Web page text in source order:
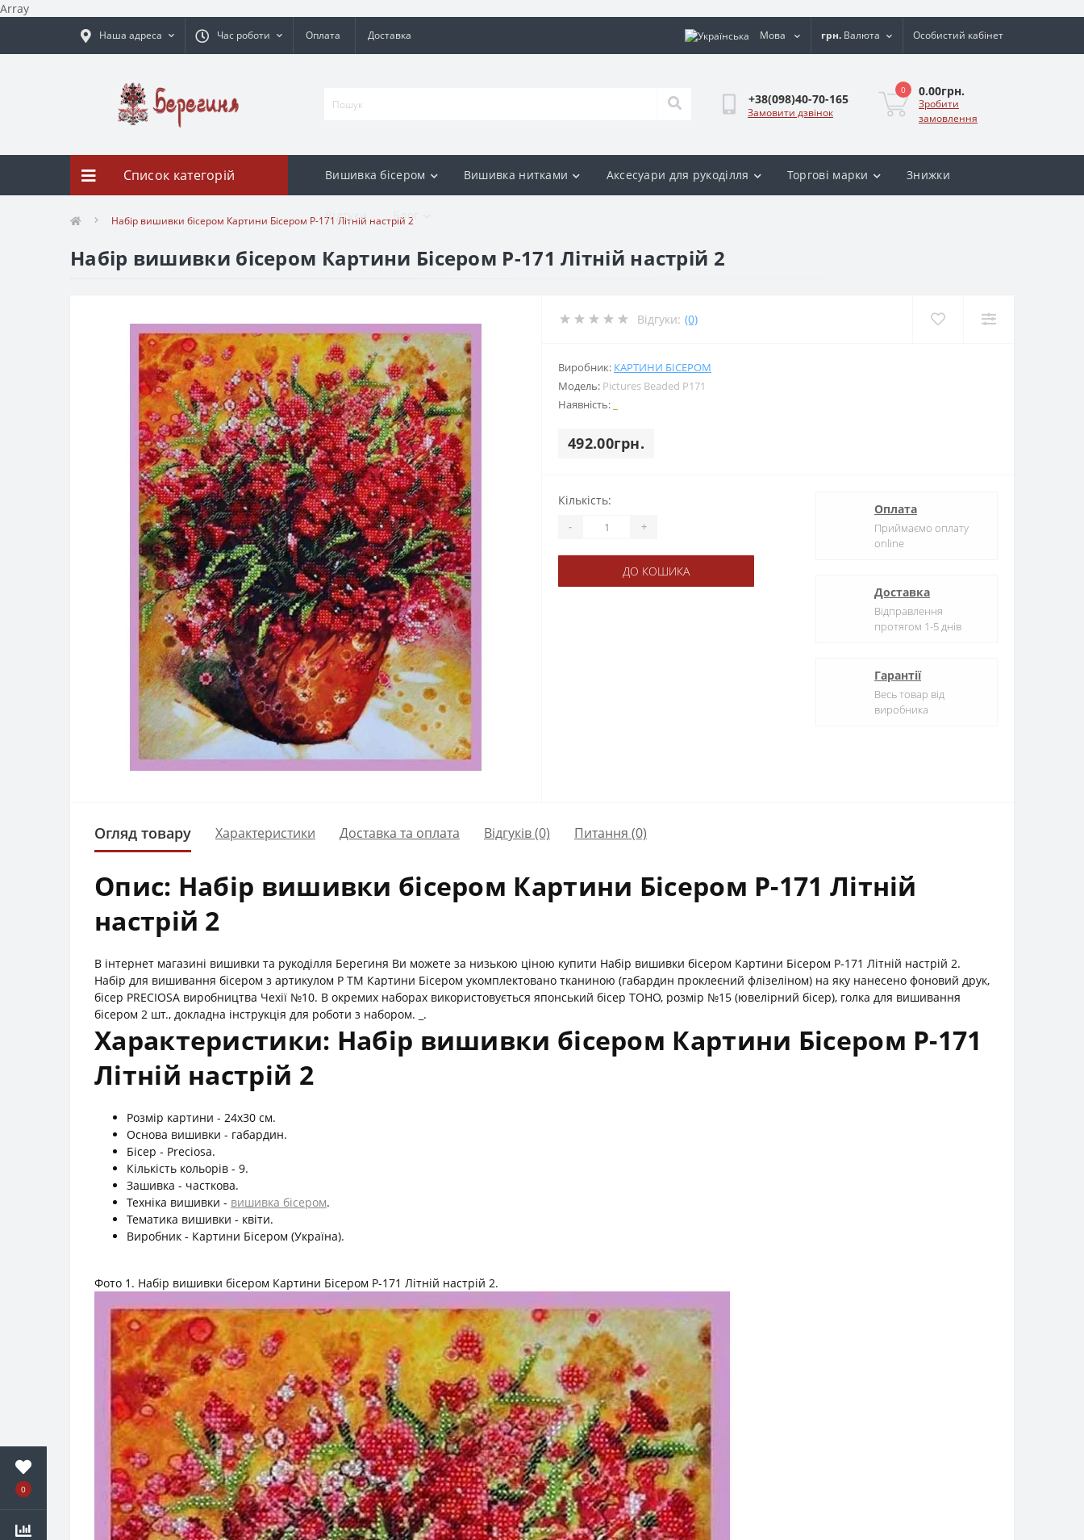
Array
0
Наша адреса Час роботи Оплата Доставка Мова грн. Валюта Особистий кабінет
+38(098)40-70-165
Замовити дзвінок
0 0.00грн.
Зробити
замовлення
Список категорій Вишивка бісером Вишивка нитками Аксесуари для рукоділля Торгові марки Знижки
Відгуки Блог
Набір вишивки бісером Картини Бісером Р-171 Літній настрій 2
Набір вишивки бісером Картини Бісером Р-171 Літній настрій 2
Відгуки: (0)
Виробник: КАРТИНИ БІСЕРОМ
Модель: Pictures Beaded Р171
Наявність:
492.00грн.
Кількість:
- +
ДО КОШИКА
Оплата
Приймаємо оплату
online
Доставка
Відправлення
протягом 1-5 днів
Гарантії
Весь товар від
виробника
Огляд товару Характеристики Доставка та оплата Відгуків (0) Питання (0)
Опис: Набір вишивки бісером Картини Бісером Р-171 Літній
настрій 2
В інтернет магазині вишивки та рукоділля Берегиня Ви можете за низькою ціною купити Набір вишивки бісером Картини Бісером Р-171 Літній настрій 2.
Набір для вишивання бісером з артикулом Р ТМ Картини Бісером укомплектовано тканиною (габардин проклеєний флізеліном) на яку нанесено фоновий друк,
бісер PRECIOSA виробництва Чехії №10. В окремих наборах використовується японський бісер TOHO, розмір №15 (ювелірний бісер), голка для вишивання
бісером 2 шт., докладна інструкція для роботи з набором. _.
Характеристики: Набір вишивки бісером Картини Бісером Р-171
Літній настрій 2
Розмір картини - 24х30 см.
Основа вишивки - габардин.
Бісер - Preciosa.
Кількість кольорів - 9.
Зашивка - часткова.
Техніка вишивки - вишивка бісером.
Тематика вишивки - квіти.
Виробник - Картини Бісером (Україна).
Фото 1. Набір вишивки бісером Картини Бісером Р-171 Літній настрій 2.